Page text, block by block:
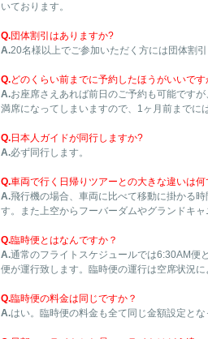
いております。
Q.団体割引はありますか?
A.20名様以上でご参加いただく方には団体割
Q.どのくらい前までに予約したほうがいいです
A.お座席さえあれば前日のご予約も可能です
満席になってしまいますので、1ヶ月前までに
Q.日本人ガイドが同行しますか?
A.必ず同行します。
Q.車両で行く日帰りツアーとの大きな違いは何
A.飛行機の場合、車両に比べて移動に掛かる
す。また上空からフーバーダムやグランドキ
Q.臨時便とはなんですか？
A.通常のフライトスケジュールでは6:30AM便
便が運行致します。臨時便の運行は空席状況
Q.臨時便の料金は同じですか？
A.はい。臨時便の料金も全て同じ金額設定とな